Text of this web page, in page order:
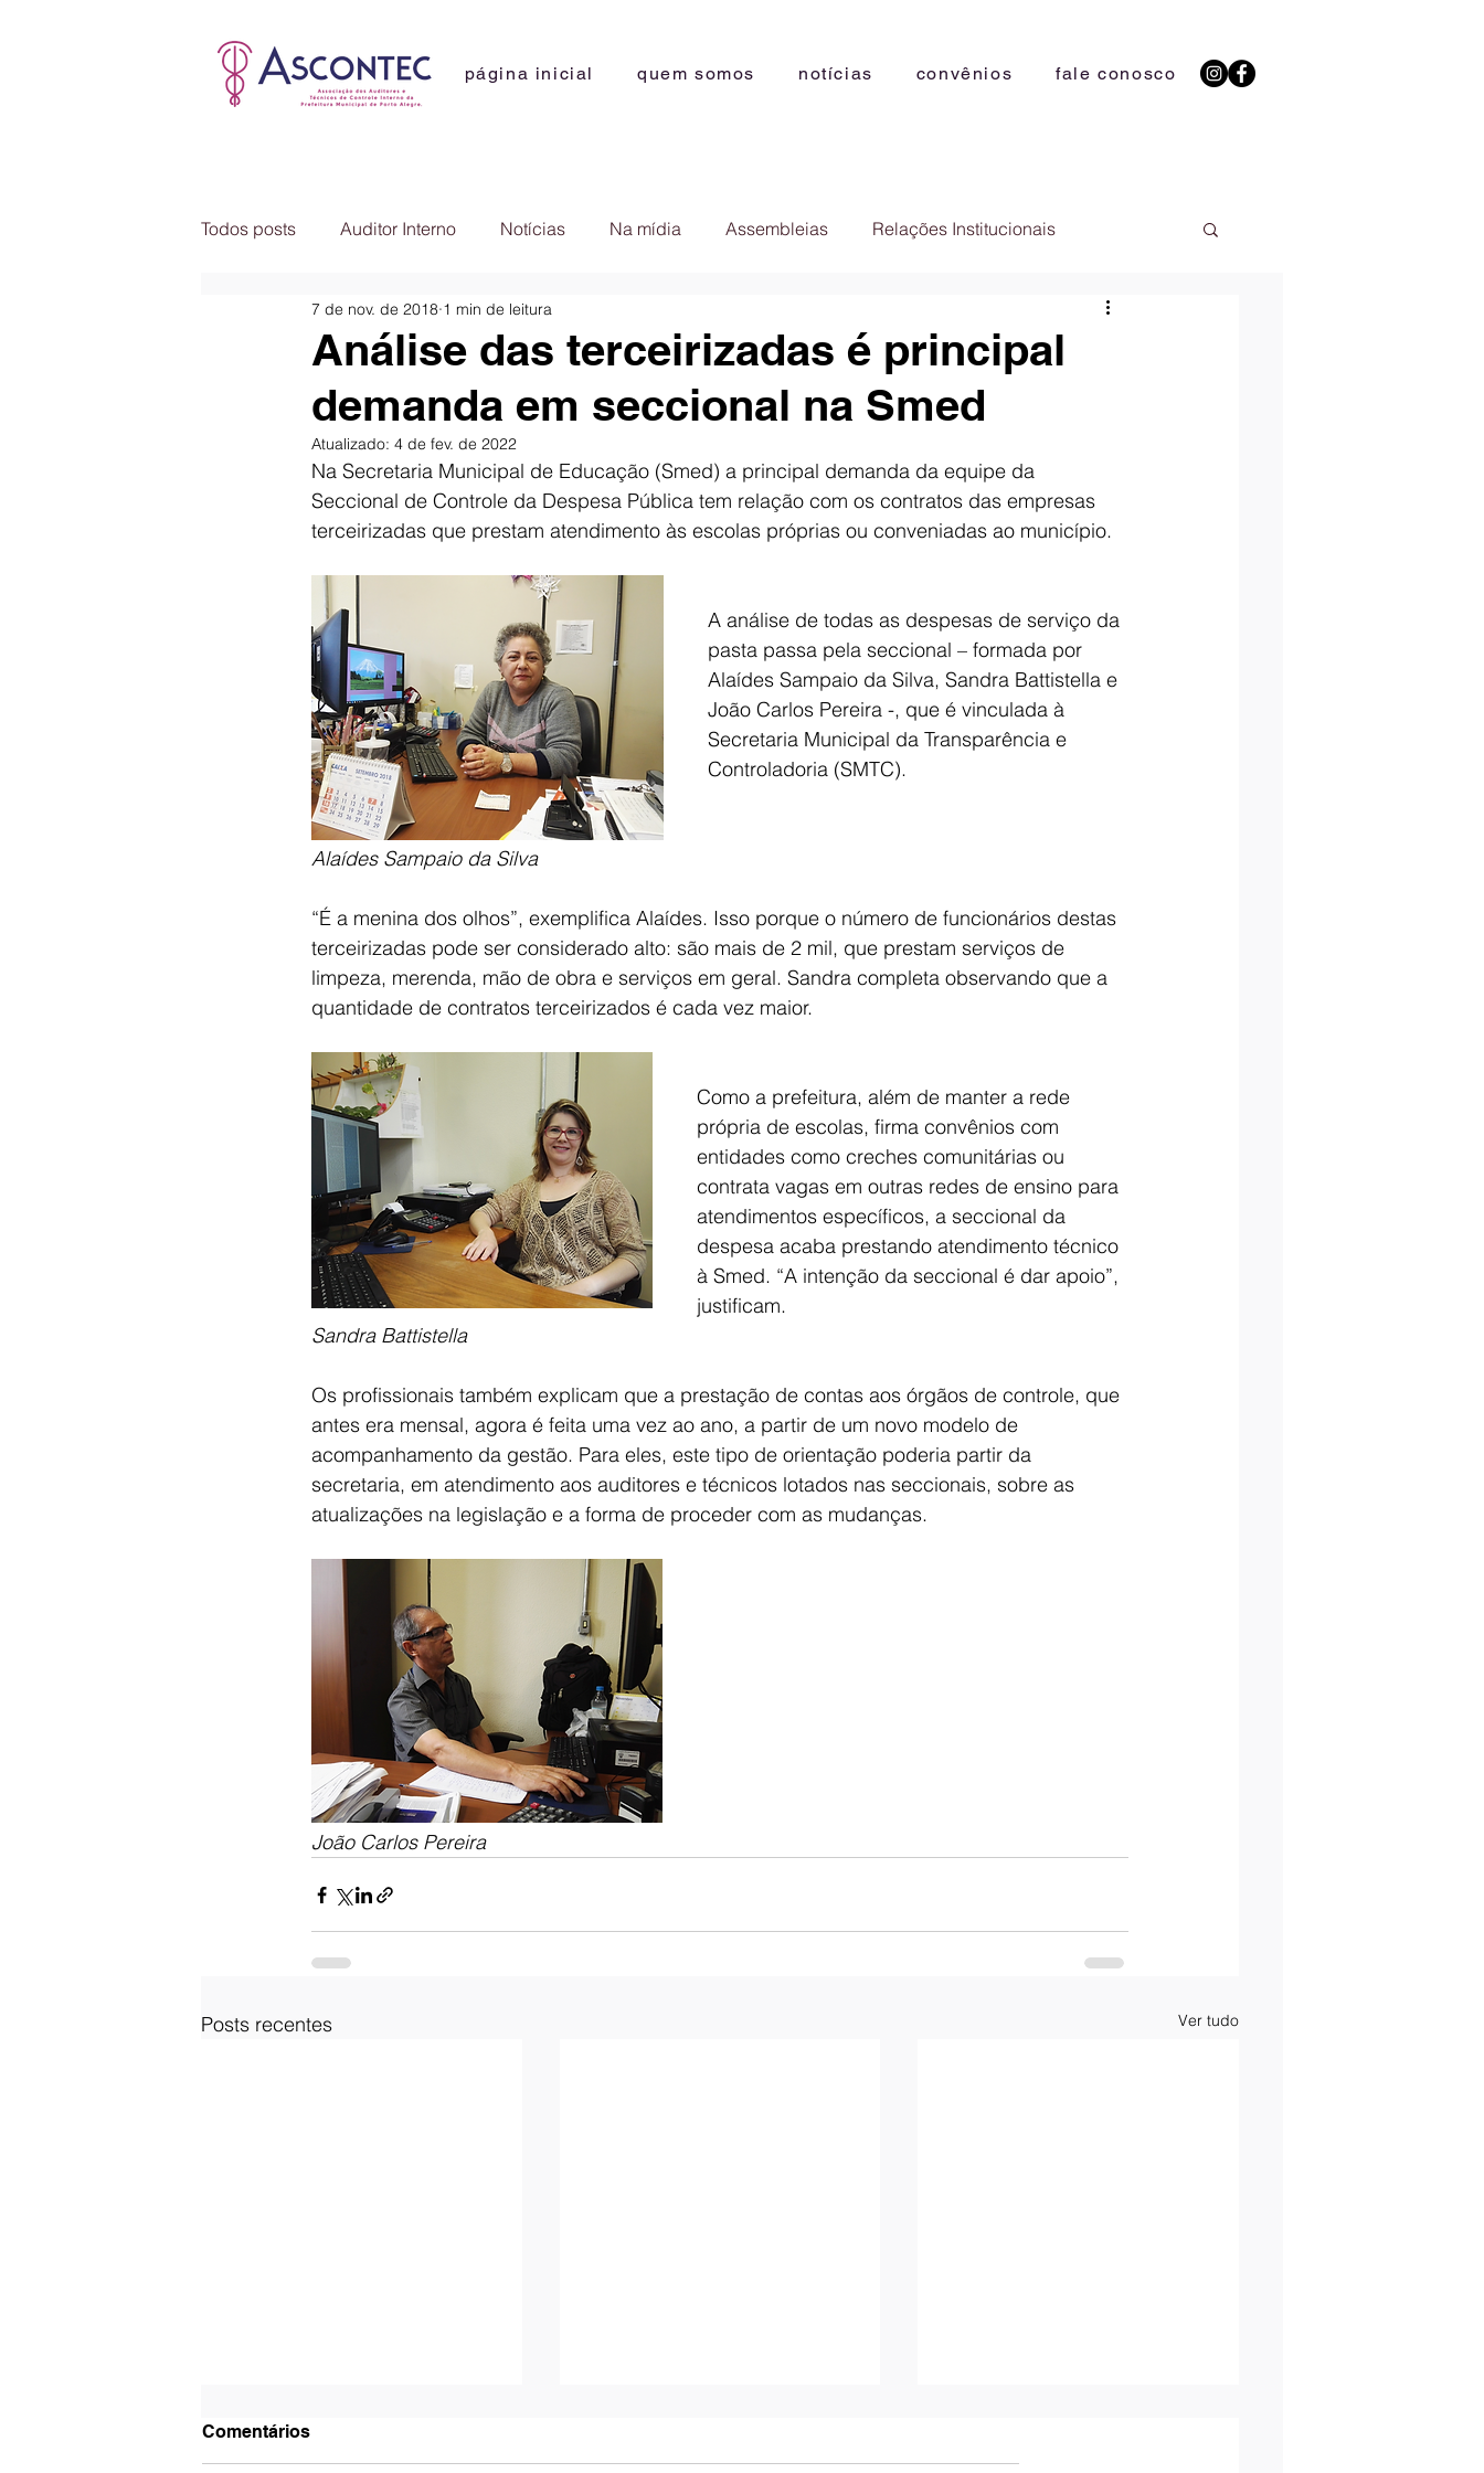
página inicial quem somos notícias convênios fale conosco
Todos posts Auditor Interno Notícias Na mídia Assembleias Relações Institucionais
Comunicados Notícias
Análise das terceirizadas é principal
demanda em seccional na Smed
7 de nov. de 2018 1 min de leitura
Atualizado: 4 de fev. de 2022
Na Secretaria Municipal de Educação (Smed) a principal demanda da equipe da
Seccional de Controle da Despesa Pública tem relação com os contratos das empresas
terceirizadas que prestam atendimento às escolas próprias ou conveniadas ao município.
A análise de todas as despesas de serviço da
pasta passa pela seccional – formada por
Alaídes Sampaio da Silva, Sandra Battistella e
João Carlos Pereira -, que é vinculada à
Secretaria Municipal da Transparência e
Controladoria (SMTC).
Alaídes Sampaio da Silva
“É a menina dos olhos”, exemplifica Alaídes. Isso porque o número de funcionários destas
terceirizadas pode ser considerado alto: são mais de 2 mil, que prestam serviços de
limpeza, merenda, mão de obra e serviços em geral. Sandra completa observando que a
quantidade de contratos terceirizados é cada vez maior.
Como a prefeitura, além de manter a rede
própria de escolas, firma convênios com
entidades como creches comunitárias ou
contrata vagas em outras redes de ensino para
atendimentos específicos, a seccional da
despesa acaba prestando atendimento técnico
à Smed. “A intenção da seccional é dar apoio”,
justificam.
Sandra Battistella
Os profissionais também explicam que a prestação de contas aos órgãos de controle, que
antes era mensal, agora é feita uma vez ao ano, a partir de um novo modelo de
acompanhamento da gestão. Para eles, este tipo de orientação poderia partir da
secretaria, em atendimento aos auditores e técnicos lotados nas seccionais, sobre as
atualizações na legislação e a forma de proceder com as mudanças.
João Carlos Pereira
Posts recentes Ver tudo
Comentários